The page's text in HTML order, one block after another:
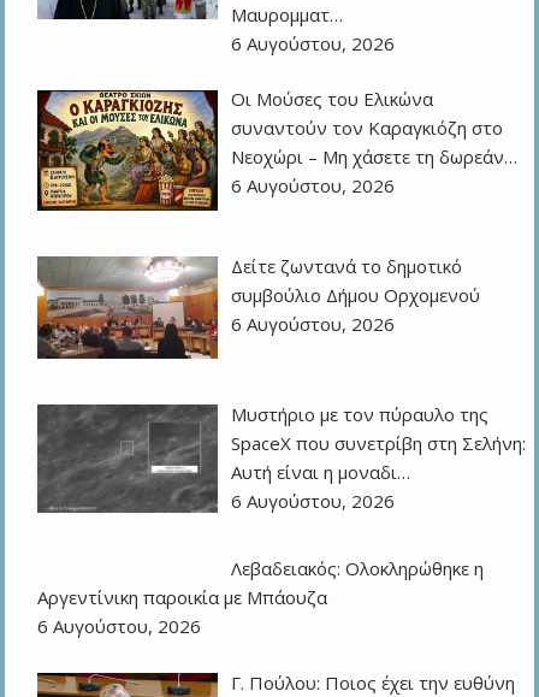
Μαυρομματ…
6 Αυγούστου, 2026
Οι Μούσες του Ελικώνα
συναντούν τον Καραγκιόζη στο
Νεοχώρι – Μη χάσετε τη δωρεάν…
6 Αυγούστου, 2026
Δείτε ζωντανά το δημοτικό
συμβούλιο Δήμου Ορχομενού
6 Αυγούστου, 2026
Μυστήριο με τον πύραυλο της
SpaceX που συνετρίβη στη Σελήνη:
Αυτή είναι η μοναδι…
6 Αυγούστου, 2026
Λεβαδειακός: Ολοκληρώθηκε η
Αργεντίνικη παροικία με Μπάουζα
6 Αυγούστου, 2026
Γ. Πούλου: Ποιος έχει την ευθύνη